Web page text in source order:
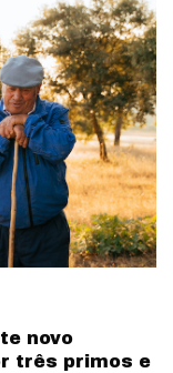
novo
três primos e